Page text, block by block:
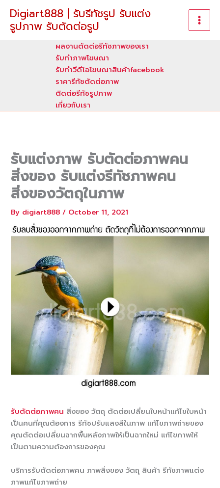
content
Digiart888 | รับรีทัชรูป รับแต่ง
รูปภาพ รับตัดต่อรูป
ผลงานตัดต่อรีทัชภาพของเรา
รับทําภาพโฆษณา
รับทำวีดีโอโฆษณาสินค้าfacebook
ราคารีทัชตัดต่อภาพ
ติดต่อรีทัชรูปภาพ
เกี่ยวกับเรา
รับแต่งภาพ รับตัดต่อภาพคน
สิ่งของ รับแต่งรีทัชภาพคน
สิ่งของวัตถุในภาพ
By digiart888/ October 11, 2021
รับตัดต่อภาพคน สิ่งของ วัตถุ ตัดต่อเปลี่ยนใบหน้าแก้ไขใบหน้า
เป็นคนที่คุณต้องการ รีทัชปรับแสงสีในภาพ แก้ไขภาพถ่ายของ
คุณตัดต่อเปลี่ยนฉากพื้นหลังภาพให้เป็นฉากใหม่ แก้ไขภาพให้
เป็นตามความต้องการของคุณ
บริการรับตัดต่อภาพคน ภาพสิ่งของ วัตถุ สินค้า รีทัชภาพแต่ง
ภาพแก้ไขภาพถ่าย